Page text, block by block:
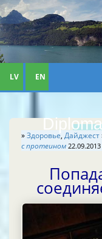
LV EN
»Здоровье, Дайджест
с протеином